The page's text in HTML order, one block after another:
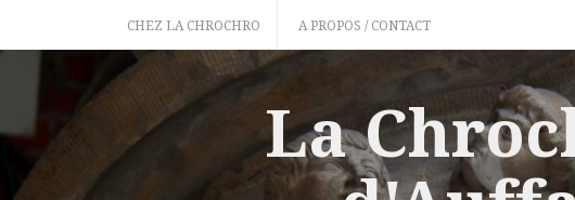
content
CHEZ LA CHROCHRO A PROPOS / CONTACT
La